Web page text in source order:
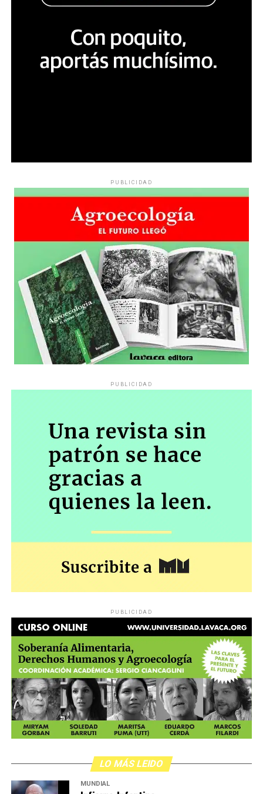
PUBLICIDAD
PUBLICIDAD
PUBLICIDAD
LO MÁS LEIDO
MUNDIAL